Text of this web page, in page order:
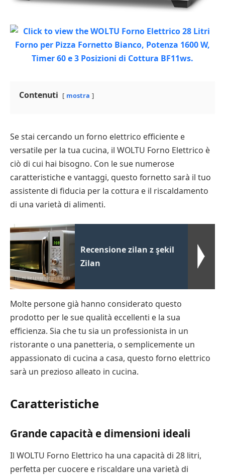
Contenuti mostra
Se stai cercando un forno elettrico efficiente e
versatile per la tua cucina, il WOLTU Forno Elettrico è
ciò di cui hai bisogno. Con le sue numerose
caratteristiche e vantaggi, questo fornetto sarà il tuo
assistente di fiducia per la cottura e il riscaldamento
di una varietà di alimenti.
Recensione zilan z şekil
Zilan
Molte persone già hanno considerato questo
prodotto per le sue qualità eccellenti e la sua
efficienza. Sia che tu sia un professionista in un
ristorante o una panetteria, o semplicemente un
appassionato di cucina a casa, questo forno elettrico
sarà un prezioso alleato in cucina.
Caratteristiche
Grande capacità e dimensioni ideali
Il WOLTU Forno Elettrico ha una capacità di 28 litri,
perfetta per cuocere e riscaldare una varietà di